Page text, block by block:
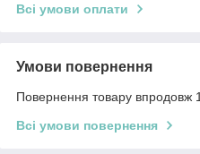
Всі умови оплати
Умови повернення
Повернення товару впродовж
Всі умови повернення